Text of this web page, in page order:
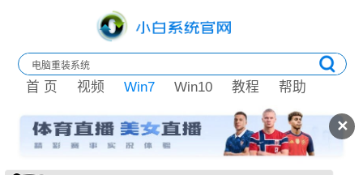
✕
首 页 视频 Win7 Win10 教程 帮助